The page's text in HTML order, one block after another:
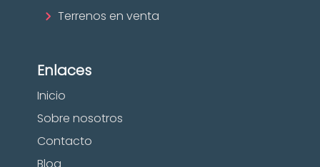
Terrenos en venta
Enlaces
Inicio
Sobre nosotros
Contacto